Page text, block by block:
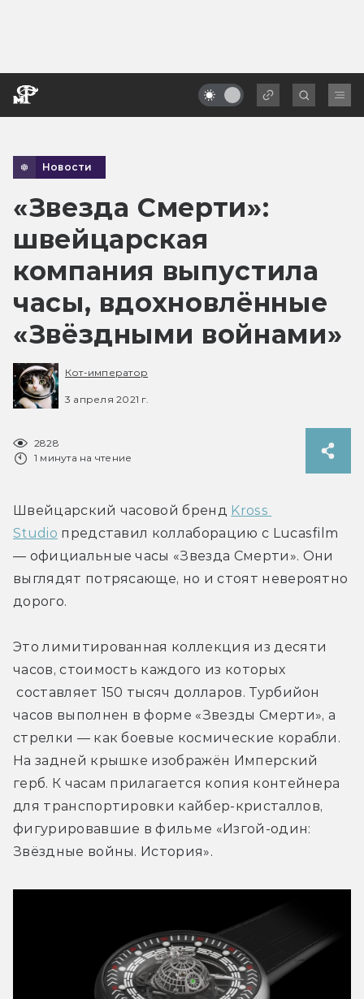
Новости
«Звезда Смерти»:
швейцарская
компания выпустила
часы, вдохновлённые
«Звёздными войнами»
Кот-император
3 апреля 2021 г.
2828
1 минута на чтение
Швейцарский часовой бренд Kross
Studio представил коллаборацию с Lucasfilm
— официальные часы «Звезда Смерти». Они
выглядят потрясающе, но и стоят невероятно
дорого.
Это лимитированная коллекция из десяти
часов, стоимость каждого из которых
составляет 150 тысяч долларов. Турбийон
часов выполнен в форме «Звезды Смерти», а
стрелки — как боевые космические корабли.
На задней крышке изображён Имперский
герб. К часам прилагается копия контейнера
для транспортировки кайбер-кристаллов,
фигурировавшие в фильме «Изгой-один:
Звёздные войны. История».